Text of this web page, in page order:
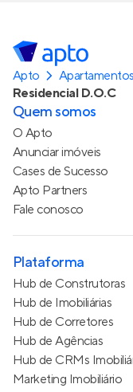
Apto
Residencial D.O.C
Quem somos
O Apto
Anunciar imóveis
Cases de Sucesso
Apto Partners
Fale conosco
Plataforma
Hub de Construtoras
Hub de Imobiliárias
Hub de Corretores
Hub de Agências
Hub de CRMs
Marketing Imobiliário